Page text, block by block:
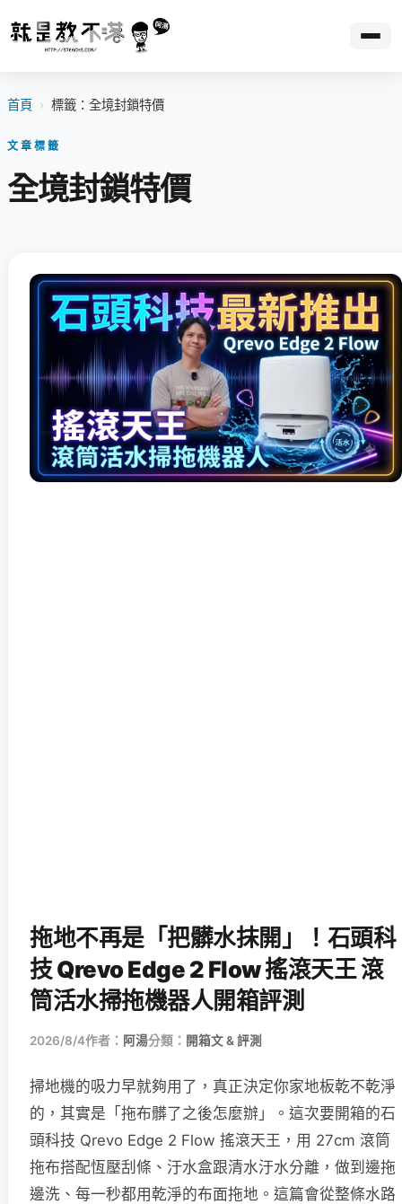
首頁 › 標籤：全境封鎖特價
文章標籤
全境封鎖特價
拖地不再是「把髒水抹開」！石頭科
技 Qrevo Edge 2 Flow 搖滾天王 滾
筒活水掃拖機器人開箱評測
2026/8/4作者： 阿湯分類： 開箱文 & 評測
掃地機的吸力早就夠用了，真正決定你家地板乾不乾淨
的，其實是「拖布髒了之後怎麼辦」。這次要開箱的石
頭科技 Qrevo Edge 2 Flow 搖滾天王，用 27cm 滾筒
拖布搭配恆壓刮條、汙水盒跟清水汙水分離，做到邊拖
邊洗、每一秒都用乾淨的布面拖地。這篇會從整條水路